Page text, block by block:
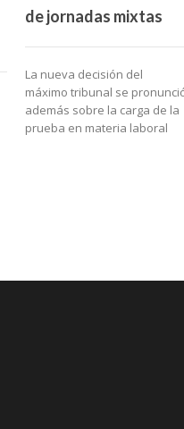
de jornadas mixtas
La nueva decisión del
máximo tribunal se
además sobre la carga de la
prueba en materia laboral